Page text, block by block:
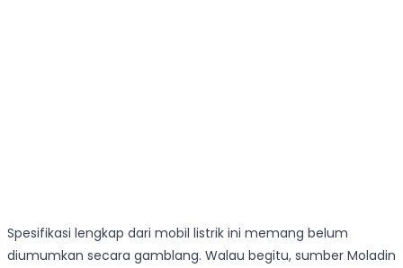
Spesifikasi lengkap dari mobil listrik ini memang belum
diumumkan secara gamblang. Walau begitu, sumber Moladin